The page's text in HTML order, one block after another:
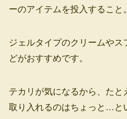
ーのアイテムを投入すること。
ジェルタイプのクリームやス
どがおすすめです。
テカリが気になるから、たと
取り入れるのはちょっと…と